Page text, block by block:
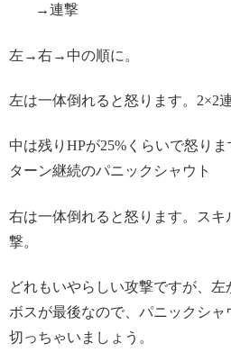
→連撃
左→右→中の順に。
左は一体倒れると怒ります。2×2
中は残りHPが25%くらいで怒り
ターン継続のパニックシャウト
右は一体倒れると怒ります。スキ
撃。
どれもいやらしい攻撃ですが、左
ボスが最後なので、パニックシャ
切っちゃいましょう。